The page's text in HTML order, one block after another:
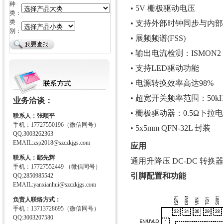
种
类：
类
别：
业务洽谈：
联系人：张顺平
手机：17727550196（微信同号）
QQ:3003262363
EMAIL:zsp2018@szczkjgs.com
联系人：鄢先辉
手机：17727552449 （微信同号）
QQ:2850985542
EMAIL:yanxianhui@szczkjgs.com
负责人联络方式：
手机：13713728695（微信同号）
QQ:3003207580
• 5V 栅极驱动电压
• 支持外部时钟同步与内
• 展频频谱(FSS)
• 输出电流检测：ISMON2
• 支持LED驱动功能
• 电源转换效率高达98%
• 超宽开关频率范围：
• 栅极驱动器：0.5Ω下拉
• 5x5mm QFN-32L 封装
应用
通用升降压 DC-DC 转换
引脚配置和功能